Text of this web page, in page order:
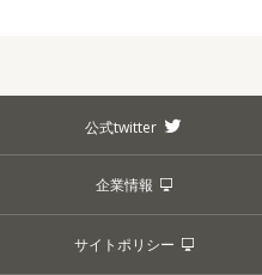
公式twitter
企業情報
サイトポリシー